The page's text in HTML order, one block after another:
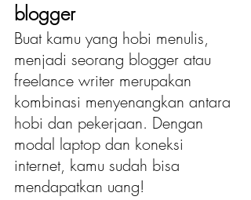
blogger
Buat kamu yang hobi menulis,
menjadi seorang blogger atau
freelance writer merupakan
kombinasi menyenangkan antara
hobi dan pekerjaan. Dengan
modal laptop dan koneksi
internet, kamu sudah bisa
mendapatkan uang!